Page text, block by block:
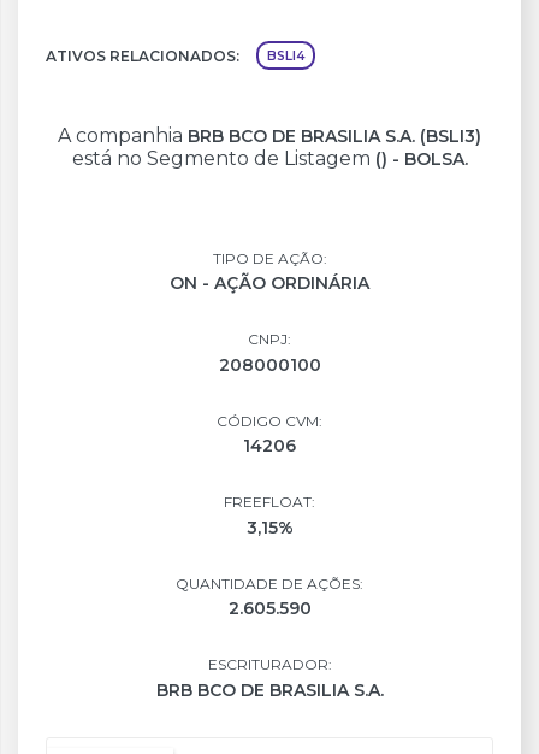
ATIVOS RELACIONADOS: BSLI4
A companhia BRB BCO DE BRASILIA S.A. (BSLI3)
está no Segmento de Listagem () - BOLSA.
TIPO DE AÇÃO:
ON - AÇÃO ORDINÁRIA
CNPJ:
208000100
CÓDIGO CVM:
14206
FREEFLOAT:
3,15%
QUANTIDADE DE AÇÕES:
2.605.590
ESCRITURADOR:
BRB BCO DE BRASILIA S.A.